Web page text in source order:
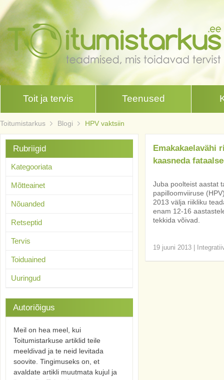
Toit ja tervis Teenused
Toitumistarkus Blogi HPV vaktsiin
Emakakaelavähi
kaasneda
Juba poolteist aastat
papilloomviiruse
2013 välja riikliku
enam 12-16
tekkida võivad.
19 juuni 2013
Rubriigid
Kategooriata
Mõtteainet
Nõuanded
Retseptid
Tervis
Toiduained
Uuringud
Autoriõigus
Meil on hea meel, kui
Toitumistarkuse artiklid teile
meeldivad ja te neid levitada
soovite. Tingimuseks on, et
avaldate artikli muutmata kujul ja